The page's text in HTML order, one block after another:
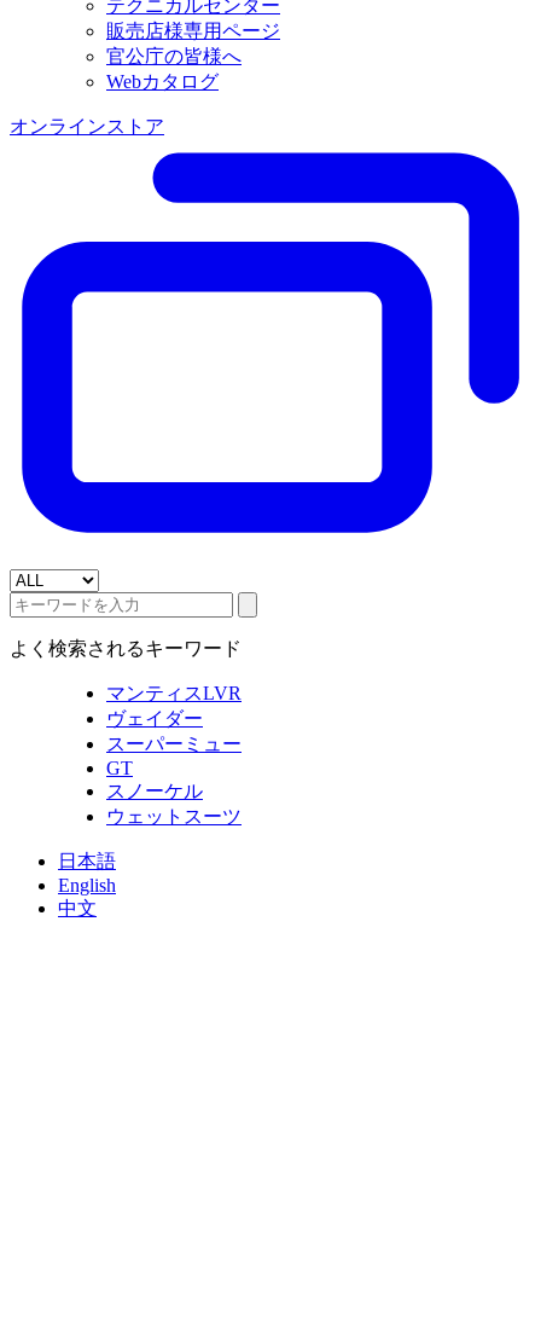
テクニカルセンター
販売店様専用ページ
官公庁の皆様へ
Webカタログ
オンラインストア
よく検索されるキーワード
マンティスLVR
ヴェイダー
スーパーミュー
GT
スノーケル
ウェットスーツ
日本語
English
中文